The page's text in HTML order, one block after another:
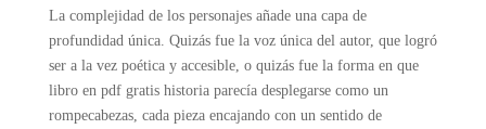
La complejidad de los personajes añade una capa de
profundidad única. Quizás fue la voz única del autor, que logró
ser a la vez poética y accesible, o quizás fue la forma en que
libro en pdf gratis historia parecía desplegarse como un
rompecabezas, cada pieza encajando con un sentido de